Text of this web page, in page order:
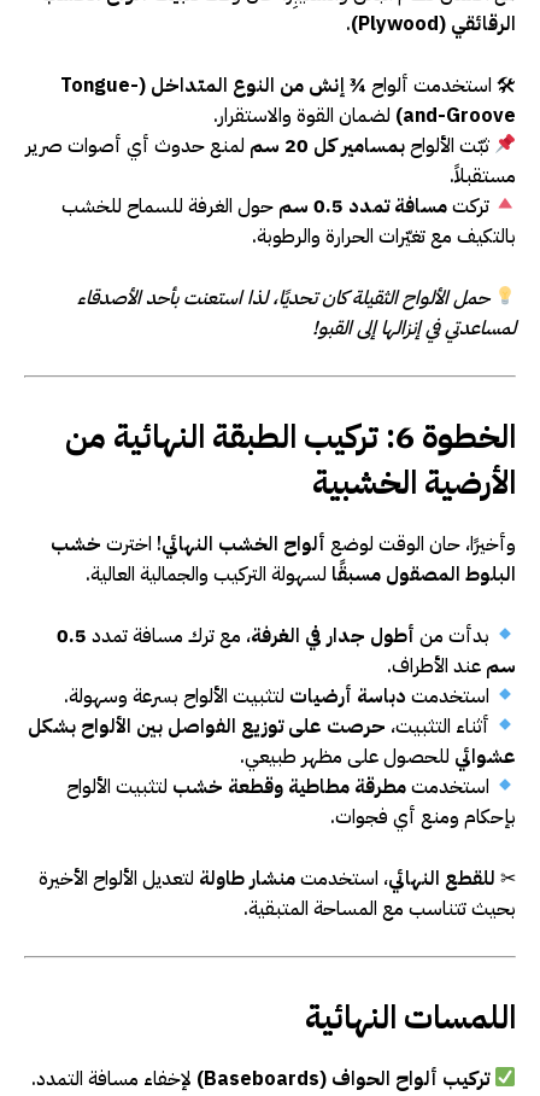
الرقائقي (Plywood)
.
🛠 استخدمت ألواح
¾ إنش من النوع المتداخل (Tongue-
and-Groove) لضمان القوة والاستقرار.
ثبّت الألواحبمسامير كل 20 سم
لمنع حدوث أي أصوات صرير
مستقبلاً.
تركتمسافة تمدد 0.5 سم
حول الغرفة للسماح للخشب
بالتكيف مع تغيّرات الحرارة والرطوبة.
حمل الألواح الثقيلة كان تحديًا، لذا استعنت بأحد الأصدقاء
لمساعدتي في إنزالها إلى القبو!
الخطوة 6: تركيب الطبقة النهائية من
الأرضية الخشبية
وأخيرًا، حان الوقت لوضع ألواح الخشب النهائي! اخترت خشب
البلوط المصقول مسبقًا لسهولة التركيب والجمالية العالية.
بدأت من أطول جدار في الغرفة، مع ترك مسافة تمدد 0.5
سم عند الأطراف.
استخدمت دباسة أرضيات لتثبيت الألواح بسرعة وسهولة.
أثناء التثبيت، حرصت على توزيع الفواصل بين الألواح بشكل
عشوائي للحصول على مظهر طبيعي.
استخدمتمطرقة مطاطية وقطعة خشب لتثبيت الألواح
بإحكام ومنع أي فجوات.
✂ للقطع النهائي، استخدمتمنشار طاولة لتعديل الألواح الأخيرة
بحيث تتناسب مع المساحة المتبقية.
اللمسات النهائية
تركيب ألواح الحواف (Baseboards)
لإخفاء مسافة التمدد.